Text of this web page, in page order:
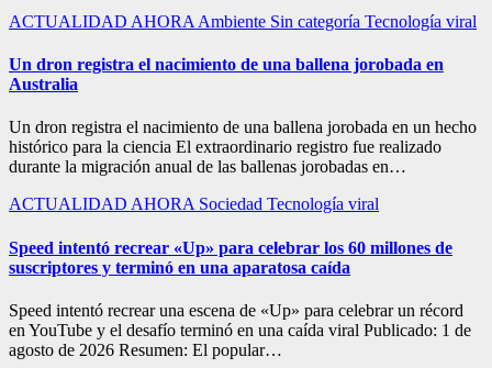
ACTUALIDAD AHORA Ambiente Sin categoría Tecnología viral
Un dron registra el nacimiento de una ballena jorobada en
Australia
Un dron registra el nacimiento de una ballena jorobada en un hecho
histórico para la ciencia El extraordinario registro fue realizado
durante la migración anual de las ballenas jorobadas en…
ACTUALIDAD AHORA Sociedad Tecnología viral
Speed intentó recrear «Up» para celebrar los 60 millones de
suscriptores y terminó en una aparatosa caída
Speed intentó recrear una escena de «Up» para celebrar un récord
en YouTube y el desafío terminó en una caída viral Publicado: 1 de
agosto de 2026 Resumen: El popular…